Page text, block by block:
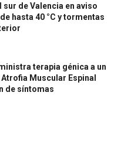
de Valencia en aviso
hasta 40 °C y tormentas
terapia génica a un
Muscular Espinal
de síntomas